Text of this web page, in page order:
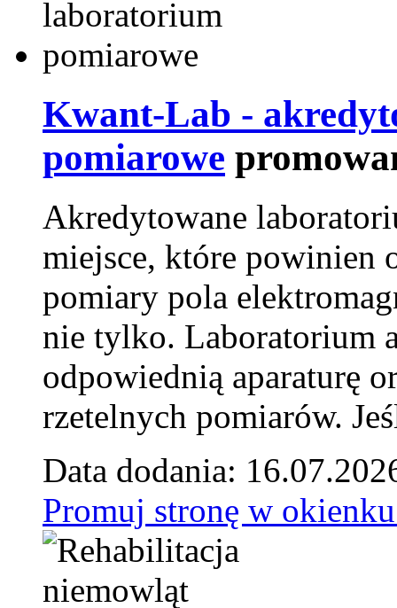
Kwant-Lab -
pomiarowe
Akredytowane
miejsce, które powinien
pomiary pola
nie tylko. Laboratorium
odpowiednią aparaturę
rzetelnych pomiarów.
Data dodania:
Promuj stronę w